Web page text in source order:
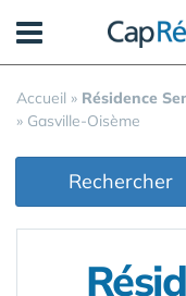
Accueil » Résidence
» Gasville-Oisème
Rechercher